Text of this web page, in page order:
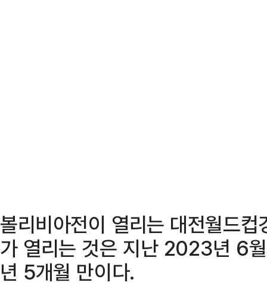
볼리비아전이 열리는 대전월드
가 열리는 것은 지난 2023년 6
년 5개월 만이다.